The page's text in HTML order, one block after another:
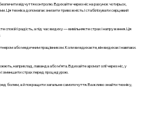
відчуття контролю. Вдихайте через ніс на рахунок чотирьох,
Ця техніка допомагає знизити тривожність і стабілізувати серцевий
спокій і радість, а під час видиху — вивільняєте страх і напруження. Ця
або медичним працівником. Коли ви вдихаєте, він видихає і навпаки.
наприклад, лаванда або м’ята. Вдихайте аромат олії через ніс, у
і зменшити страх перед процедурою.
болем, а й покращити загальне самопочуття. Важливо знайти техніку,